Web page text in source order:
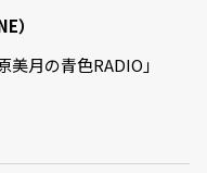
）
月の青色RADIO」